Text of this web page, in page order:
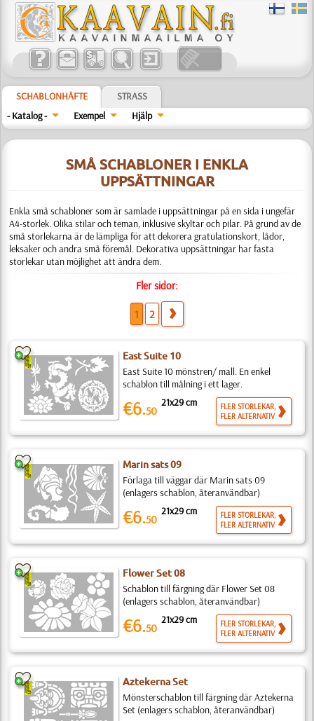
SCHABLONHÄFTE
STRASS
- Katalog -
Exempel Hjälp
SMÅ SCHABLONER I ENKLA
UPPSÄTTNINGAR
Enkla små schabloner som är samlade i uppsättningar på en sida i ungefär
A4-storlek. Olika stilar och teman, inklusive skyltar och pilar. På grund av de
små storlekarna är de lämpliga för att dekorera gratulationskort, lådor,
leksaker och andra små föremål. Dekorativa uppsättningar har fasta
storlekar utan möjlighet att ändra dem.
Fler sidor:
1 2
East Suite 10
East Suite 10 mönstren/ mall. En enkel
schablon till målning i ett lager.
€6.50
21x29 cm
FLER STORLEKAR,
FLER ALTERNATIV
Marin sats 09
Förlaga till väggar där Marin sats 09
(enlagers schablon, återanvändbar)
€6.50
21x29 cm
FLER STORLEKAR,
FLER ALTERNATIV
Flower Set 08
Schablon till färgning där Flower Set 08
(enlagers schablon, återanvändbar)
€6.50
21x29 cm
FLER STORLEKAR,
FLER ALTERNATIV
Aztekerna Set
Mönsterschablon till färgning där Aztekerna
Set (enlagers schablon, återanvändbar)